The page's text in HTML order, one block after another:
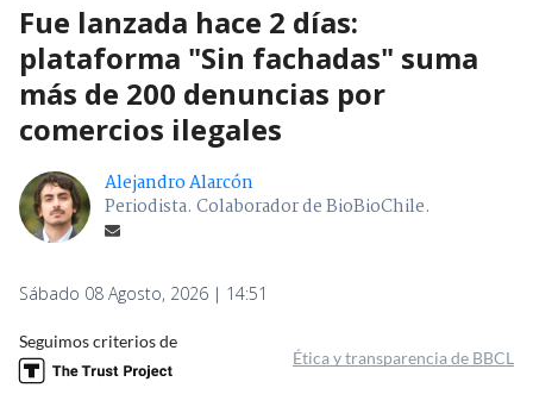
Fue lanzada hace 2 días:
plataforma "Sin fachadas" suma
más de 200 denuncias por
comercios ilegales
Alejandro Alarcón
Periodista. Colaborador de BioBioChile.
Sábado 08 Agosto, 2026 | 14:51
Seguimos criterios de
Ética y transparencia de BBCL